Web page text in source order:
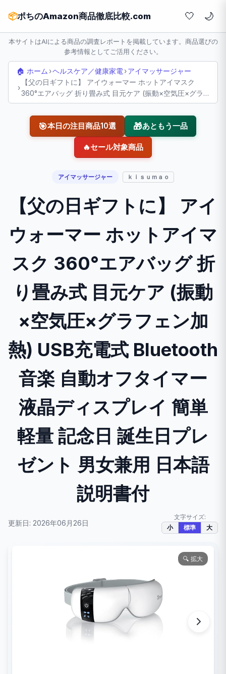
📦ポちのAmazon商品徹底比較.com 🤍
本サイトはAIによる商品の調査レポートを掲載しています。商品選びの
参考情報としてご活用ください。
🏠 ホーム ›ヘルスケア／健康家電›アイマッサージャー
›
【父の日ギフトに】 アイウォーマー ホットアイマスク
360°エアバッグ 折り畳み式 目元ケア (振動×空気圧×グラ
フェン加熱) USB充電式 Bluetooth音楽 自動オフタイマー
液晶ディスプレイ 簡単 軽量 記念日 誕生日プレゼント 男女
兼用 日本語説明書付
🎯本日の注目商品10選 🎁あともう一品
🔥セール対象商品
アイマッサージャー ｋｉｓｕｍａｏ
【父の日ギフトに】 アイ
ウォーマー ホットアイマ
スク 360°エアバッグ 折
り畳み式 目元ケア (振動
×空気圧×グラフェン加
熱) USB充電式 Bluetooth
音楽 自動オフタイマー
液晶ディスプレイ 簡単
軽量 記念日 誕生日プレ
ゼント 男女兼用 日本語
説明書付
更新日: 2026年06月26日
文字サイズ:
小 標準 大
🔍 拡大